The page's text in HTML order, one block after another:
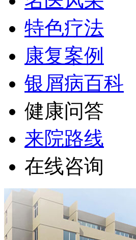
特色疗法
康复案例
银屑病百科
健康问答
来院路线
在线咨询